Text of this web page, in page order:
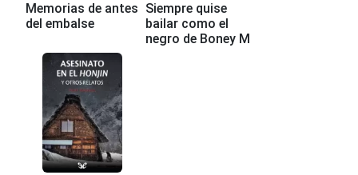
Memorias de antes
del embalse
Siempre quise
bailar como el
negro de Boney M